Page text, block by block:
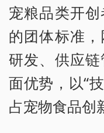
宠粮品类开
的团体标准
研发、供应
面优势，以“
占宠物食品创